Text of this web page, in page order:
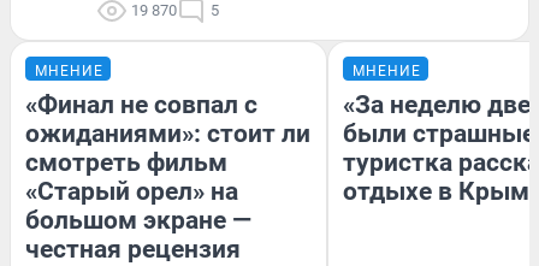
19 870 5
МНЕНИЕ
«Финал не совпал с
ожиданиями»: стоит ли
смотреть фильм
«Старый орел» на
большом экране —
честная рецензия
МНЕНИЕ
«За неделю две
были
туристка
отдыхе в